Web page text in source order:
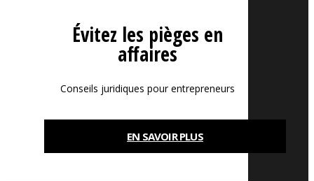
Évitez les pièges en
affaires
Conseils juridiques pour entrepreneurs
EN SAVOIR PLUS